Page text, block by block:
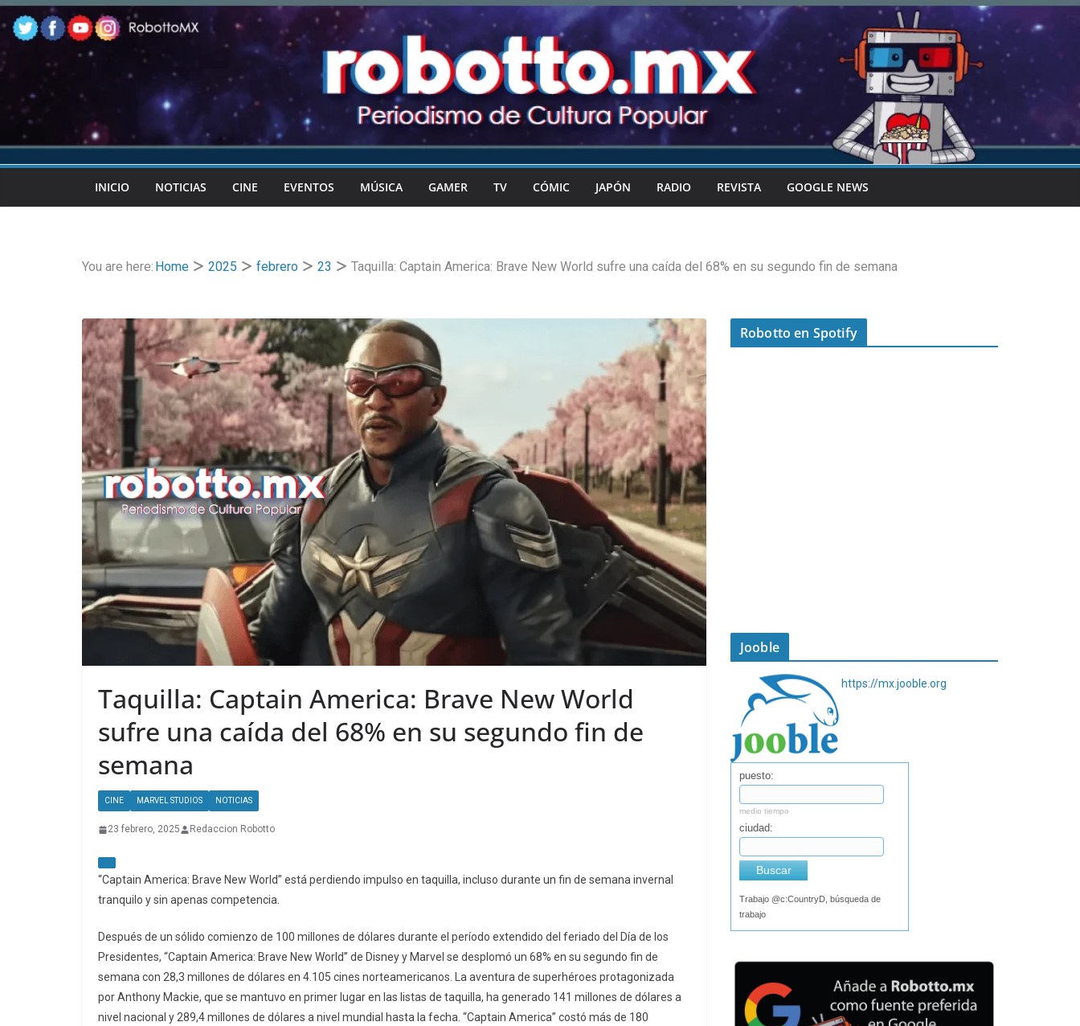
Skip
to
content
INICIO NOTICIAS CINE EVENTOS MÚSICA GAMER TV CÓMIC JAPÓN RADIO REVISTA GOOGLE NEWS
You are here: Home 2025 febrero 23 Taquilla: Captain America: Brave New World sufre una caída del 68% en su segundo fin de semana
Taquilla: Captain America: Brave New World
sufre una caída del 68% en su segundo fin de
semana
CINE MARVEL STUDIOS NOTICIAS
23 febrero, 2025 Redaccion Robotto
“Captain America: Brave New World” está perdiendo impulso en taquilla, incluso durante un fin de semana invernal
tranquilo y sin apenas competencia.
Después de un sólido comienzo de 100 millones de dólares durante el período extendido del feriado del Día de los
Presidentes, “Captain America: Brave New World” de Disney y Marvel se desplomó un 68% en su segundo fin de
semana con 28,3 millones de dólares en 4.105 cines norteamericanos. La aventura de superhéroes protagonizada
por Anthony Mackie, que se mantuvo en primer lugar en las listas de taquilla, ha generado 141 millones de dólares a
nivel nacional y 289,4 millones de dólares a nivel mundial hasta la fecha. “Captain America” costó más de 180
Robotto en Spotify
Jooble
https://mx.jooble.org
puesto:
medio tiempo
ciudad:
Buscar
Trabajo @c:CountryD, búsqueda de
trabajo